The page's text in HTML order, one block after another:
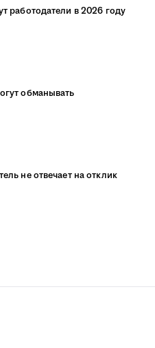
работодатели в 2026 году
обманывать
не отвечает на отклик